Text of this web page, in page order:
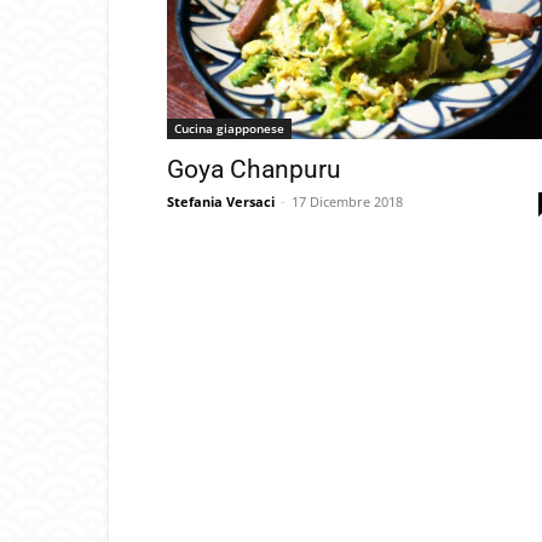
Cucina giapponese
Goya Chanpuru
Stefania Versaci - 17 Dicembre 2018